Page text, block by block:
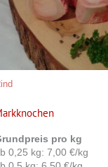
pro kg
0,25 kg: 7,00 €/kg